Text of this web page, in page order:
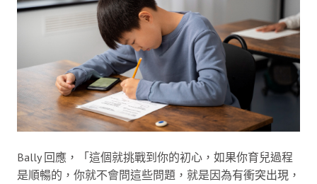
Bally 回應，「這個就挑戰到你的初心，如果你育兒過程
是順暢的，你就不會問這些問題，就是因為有衝突出現，